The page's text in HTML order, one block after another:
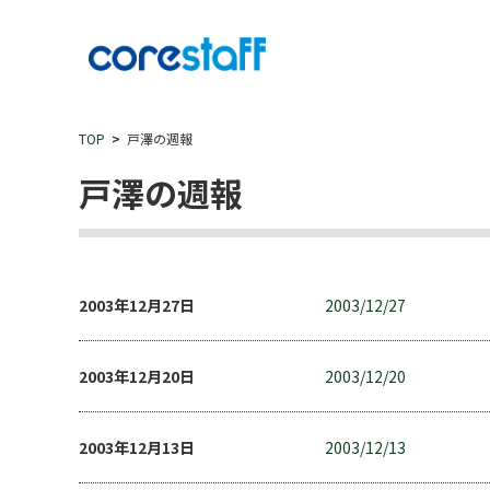
TOP 戸澤の週報
戸澤の週報
2003年12月27日 2003/12/27
2003年12月20日 2003/12/20
2003年12月13日 2003/12/13